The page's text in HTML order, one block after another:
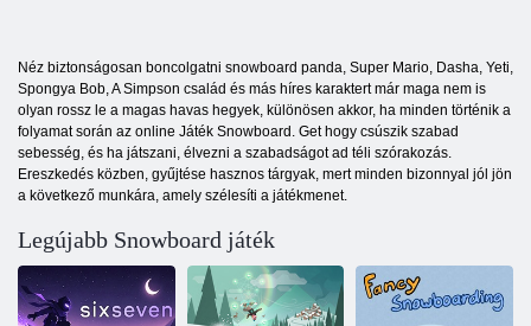
Néz biztonságosan boncolgatni snowboard panda, Super Mario, Dasha, Yeti,
Spongya Bob, A Simpson család és más híres karaktert már maga nem is
olyan rossz le a magas havas hegyek, különösen akkor, ha minden történik a
folyamat során az online Játék Snowboard. Get hogy csúszik szabad
sebesség, és ha játszani, élvezni a szabadságot ad téli szórakozás.
Ereszkedés közben, gyűjtése hasznos tárgyak, mert minden bizonnyal jól jön
a következő munkára, amely szélesíti a játékmenet.
Legújabb Snowboard játék